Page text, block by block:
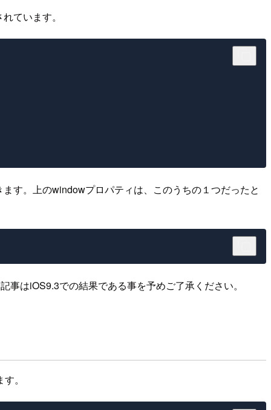
ています。
す。上のwindowプロパティは、このうちの１つだったと
はiOS9.3での結果である事を予めご了承ください。
。